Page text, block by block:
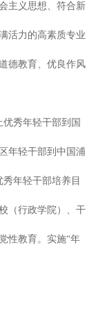
主义思想、符合新
活力的高素质专业
德教育、优良作风
秀年轻干部到国
年轻干部到中国浦
年轻干部培养目
（行政学院）、干
性教育。实施“年